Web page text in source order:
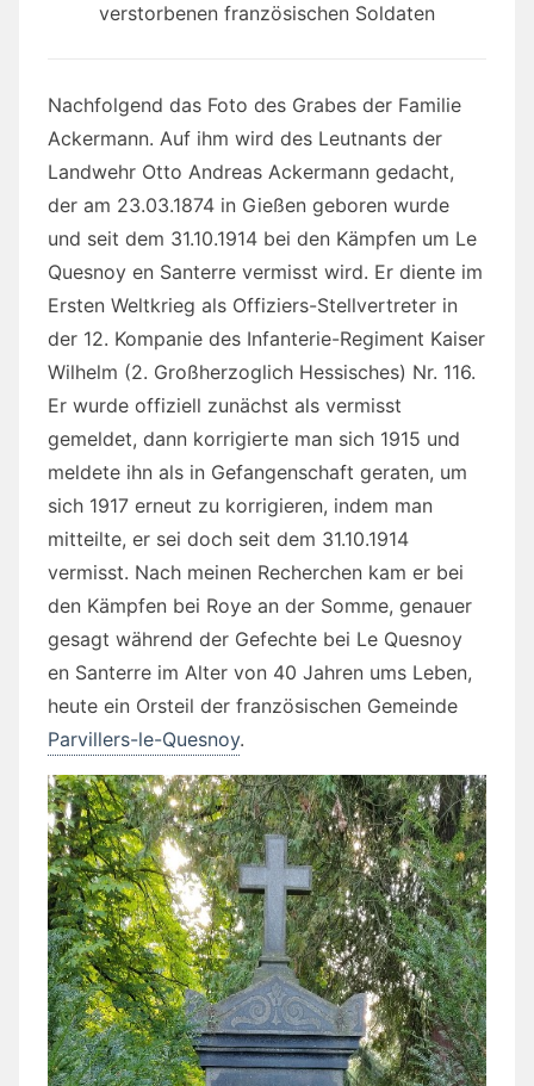
verstorbenen französischen Soldaten
Nachfolgend das Foto des Grabes der Familie
Ackermann. Auf ihm wird des Leutnants der
Landwehr Otto Andreas Ackermann gedacht,
der am 23.03.1874 in Gießen geboren wurde
und seit dem 31.10.1914 bei den Kämpfen um Le
Quesnoy en Santerre vermisst wird. Er diente im
Ersten Weltkrieg als Offiziers-Stellvertreter in
der 12. Kompanie des Infanterie-Regiment Kaiser
Wilhelm (2. Großherzoglich Hessisches) Nr. 116.
Er wurde offiziell zunächst als vermisst
gemeldet, dann korrigierte man sich 1915 und
meldete ihn als in Gefangenschaft geraten, um
sich 1917 erneut zu korrigieren, indem man
mitteilte, er sei doch seit dem 31.10.1914
vermisst. Nach meinen Recherchen kam er bei
den Kämpfen bei Roye an der Somme, genauer
gesagt während der Gefechte bei Le Quesnoy
en Santerre im Alter von 40 Jahren ums Leben,
heute ein Orsteil der französischen Gemeinde
Parvillers-le-Quesnoy.